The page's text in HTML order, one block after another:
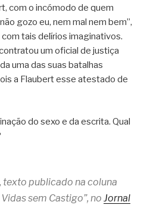
com o incómodo de quem
gozo eu, nem mal nem bem”,
tais delírios imaginativos.
um oficial de justiça
uma das suas batalhas
a Flaubert esse atestado de
do sexo e da escrita. Qual
, texto publicado na coluna
sem Castigo”, no Jornal